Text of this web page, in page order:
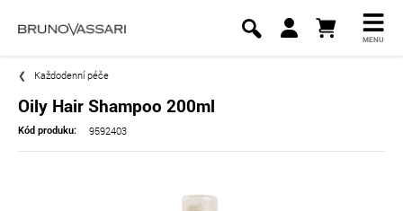
MENU
Každodenní péče
Oily Hair Shampoo 200ml
Kód produku: 9592403